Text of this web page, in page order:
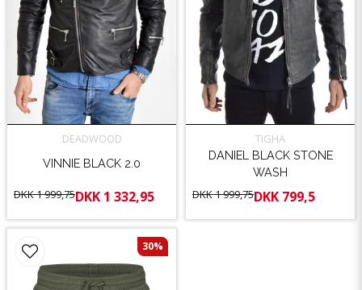
DEADWOOD
VINNIE BLACK 2.0
DKK 1 999,75DKK 1 332,95
TIGHA
DANIEL BLACK STONE
WASH
DKK 1 999,75DKK 799,5
30%